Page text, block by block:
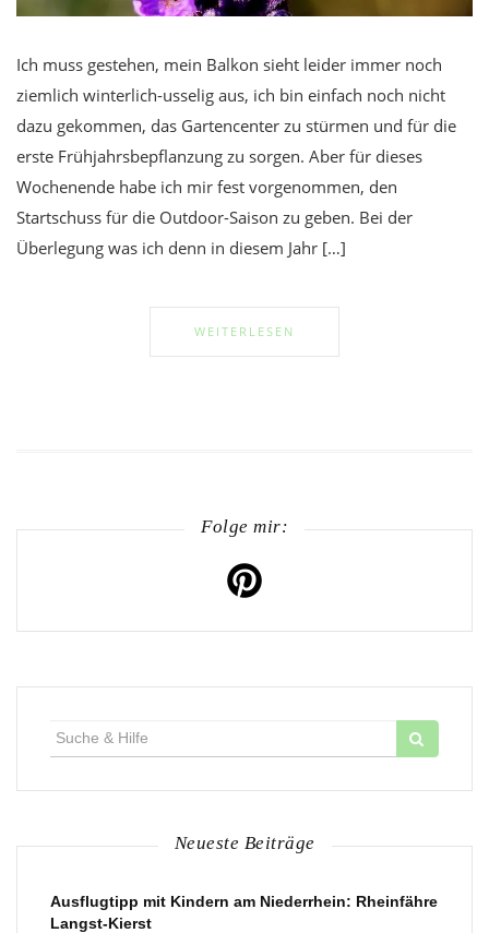
Ich muss gestehen, mein Balkon sieht leider immer noch
ziemlich winterlich-usselig aus, ich bin einfach noch nicht
dazu gekommen, das Gartencenter zu stürmen und für die
erste Frühjahrsbepflanzung zu sorgen. Aber für dieses
Wochenende habe ich mir fest vorgenommen, den
Startschuss für die Outdoor-Saison zu geben. Bei der
Überlegung was ich denn in diesem Jahr […]
WEITERLESEN
Folge mir:
Neueste Beiträge
Ausflugtipp mit Kindern am Niederrhein: Rheinfähre
Langst-Kierst